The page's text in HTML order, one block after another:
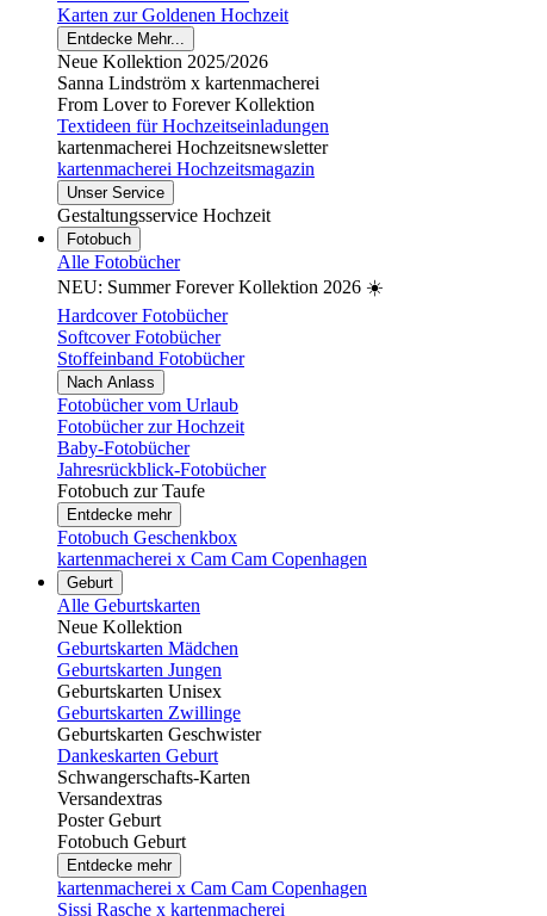
Karten zur Goldenen Hochzeit
Entdecke Mehr...
Neue Kollektion 2025/2026
Sanna Lindström x kartenmacherei
From Lover to Forever Kollektion
Textideen für Hochzeitseinladungen
kartenmacherei Hochzeitsnewsletter
kartenmacherei Hochzeitsmagazin
Unser Service
Gestaltungsservice Hochzeit
Fotobuch
Alle Fotobücher
NEU: Summer Forever Kollektion 2026 ☀️
Hardcover Fotobücher
Softcover Fotobücher
Stoffeinband Fotobücher
Nach Anlass
Fotobücher vom Urlaub
Fotobücher zur Hochzeit
Baby-Fotobücher
Jahresrückblick-Fotobücher
Fotobuch zur Taufe
Entdecke mehr
Fotobuch Geschenkbox
kartenmacherei x Cam Cam Copenhagen
Geburt
Alle Geburtskarten
Neue Kollektion
Geburtskarten Mädchen
Geburtskarten Jungen
Geburtskarten Unisex
Geburtskarten Zwillinge
Geburtskarten Geschwister
Dankeskarten Geburt
Schwangerschafts-Karten
Versandextras
Poster Geburt
Fotobuch Geburt
Entdecke mehr
kartenmacherei x Cam Cam Copenhagen
Sissi Rasche x kartenmacherei